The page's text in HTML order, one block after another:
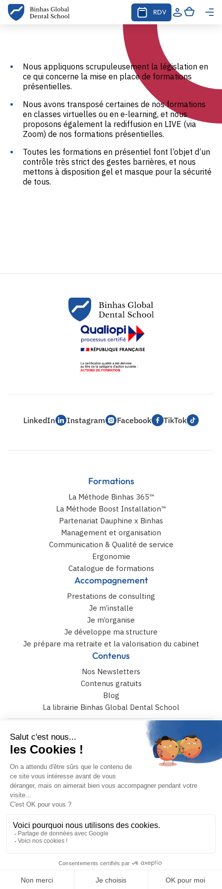
RDV
Nous appliquons scrupuleusement la législation en
ce qui concerne la mise en place de formations
présentielles.
Nous avons transposé certaines de nos formations
en classes virtuelles ou en e-learning, et nous
proposons également la rediffusion en LIVE (via
Zoom) de nos formations présentielles.
Toutes les formations en présentiel font l’objet d’un
contrôle très strict des gestes barrières, et nous
mettons à disposition gel et masque pour la sécurité
de tous.
LinkedIn Instagram Facebook TikTok
Formations
La Méthode Binhas 365™
La Méthode Boost Installation™
Partenariat Dauphine x Binhas
Management et organisation
Communication & Qualité de service
Ergonomie
Catalogue de formations
Accompagnement
Prestations de consulting
Je m’installe
Je m’organise
Je développe ma structure
Je prépare ma retraite et la valorisation du cabinet
Contenus
Nos Newsletters
Contenus gratuits
Blog
La librairie Binhas Global Dental School
6 rue Catulle Mendès 75017 paris
+33 (0)4 42 108 108
JE PRENDS RENDEZ-VOUS
MON COMPTE
Binhas © 2026 – Tous droits réservés
Conception et réalisation :
Politique de confidentialité
vous acceptez l'utilisation de
Personnaliser